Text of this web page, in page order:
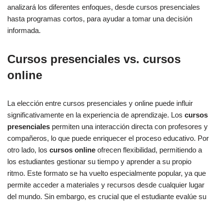
analizará los diferentes enfoques, desde cursos presenciales
hasta programas cortos, para ayudar a tomar una decisión
informada.
Cursos presenciales vs. cursos
online
La elección entre cursos presenciales y online puede influir
significativamente en la experiencia de aprendizaje. Los cursos
presenciales permiten una interacción directa con profesores y
compañeros, lo que puede enriquecer el proceso educativo. Por
otro lado, los cursos online ofrecen flexibilidad, permitiendo a
los estudiantes gestionar su tiempo y aprender a su propio
ritmo. Este formato se ha vuelto especialmente popular, ya que
permite acceder a materiales y recursos desde cualquier lugar
del mundo. Sin embargo, es crucial que el estudiante evalúe su